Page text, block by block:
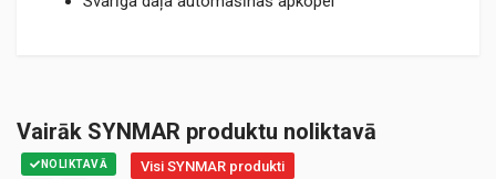
Vairāk SYNMAR produktu noliktavā
NOLIKTAVĀ Visi SYNMAR produkti